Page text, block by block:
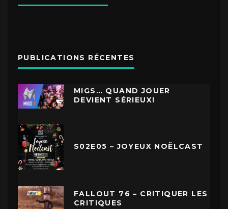
PUBLICATIONS RÉCENTES
MIGS… QUAND JOUER
DEVIENT SÉRIEUX!
S02E05 – JOYEUX NOËLCAST
FALLOUT 76 – CRITIQUER LES
CRITIQUES